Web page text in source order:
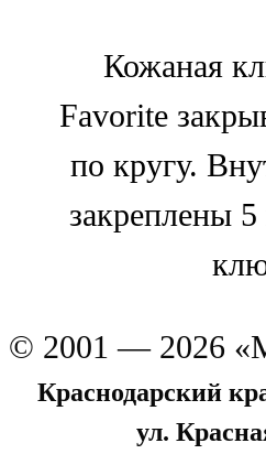
Кожаная
Favorite
по кругу.
закреплены
© 2001 — 2026
Краснодарский
ул.